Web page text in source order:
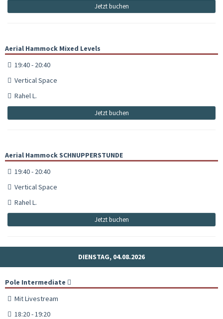
Jetzt buchen
Aerial Hammock Mixed Levels
19:40 - 20:40
Vertical Space
Rahel L.
Jetzt buchen
Aerial Hammock SCHNUPPERSTUNDE
19:40 - 20:40
Vertical Space
Rahel L.
Jetzt buchen
DIENSTAG, 04.08.2026
Pole Intermediate
Mit Livestream
18:20 - 19:20